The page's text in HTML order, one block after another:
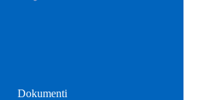
Dokumenti